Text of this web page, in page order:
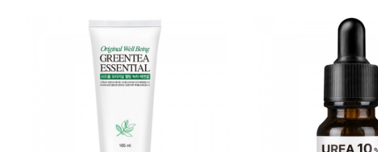
바디/헤어/핸드/
메이크업
립/아이
건강식품